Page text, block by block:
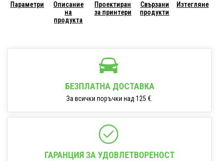
Параметри
Описание
на
продукта
Проектиран
за принтери
Свързани
продукти
Изтегляне
БЕЗПЛАТНА ДОСТАВКА
За всички поръчки над 125 €.
ГАРАНЦИЯ ЗА УДОВЛЕТВОРЕНОСТ